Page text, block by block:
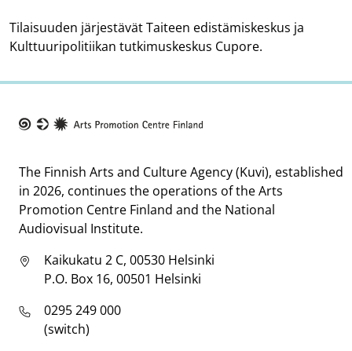
Tilaisuuden järjestävät Taiteen edistämiskeskus ja
Kulttuuripolitiikan tutkimuskeskus Cupore.
The Finnish Arts and Culture Agency (Kuvi), established
in 2026, continues the operations of the Arts
Promotion Centre Finland and the National
Audiovisual Institute.
Kaikukatu 2 C, 00530 Helsinki
P.O. Box 16, 00501 Helsinki
0295 249 000
(switch)